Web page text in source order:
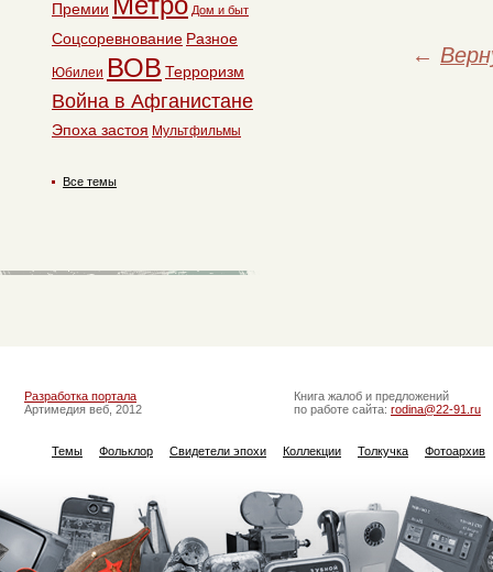
←
Премии Дом и быт
Соцсоревнование Разное
Юбилеи ВОВ Терроризм
Война в Афганистане
Эпоха застоя Мультфильмы
Все темы
Разработка портала
Артимедия веб, 2012
Книга жалоб и предложений
по работе сайта: rodina@22-91.ru
Темы Фольклор Свидетели эпохи Коллекции Толкучка Фотоархив